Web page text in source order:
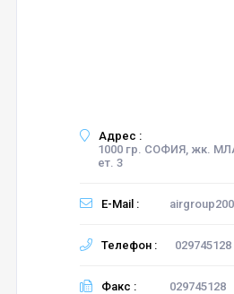
Адрес :
1000 гр. СОФИЯ, жк.
ет. 3
E-Mail :
Телефон : 029745128
Факс : 029745128